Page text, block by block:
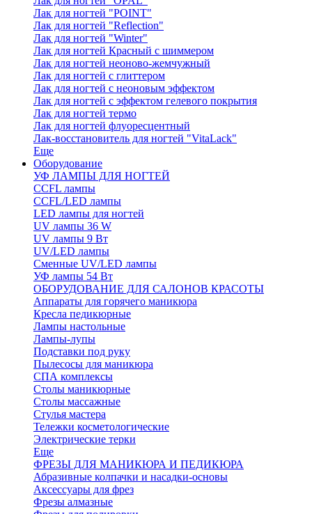
Лак для ногтей "POINT"
Лак для ногтей "Reflection"
Лак для ногтей "Winter"
Лак для ногтей Красный с шиммером
Лак для ногтей неоново-жемчужный
Лак для ногтей с глиттером
Лак для ногтей с неоновым эффектом
Лак для ногтей с эффектом гелевого покрытия
Лак для ногтей термо
Лак для ногтей флуоресцентный
Лак-восстановитель для ногтей "VitaLack"
Еще
Оборудование
УФ ЛАМПЫ ДЛЯ НОГТЕЙ
CCFL лампы
CCFL/LED лампы
LED лампы для ногтей
UV лампы 36 W
UV лампы 9 Вт
UV/LED лампы
Сменные UV/LED лампы
УФ лампы 54 Вт
ОБОРУДОВАНИЕ ДЛЯ САЛОНОВ КРАСОТЫ
Аппараты для горячего маникюра
Кресла педикюрные
Лампы настольные
Лампы-лупы
Подставки под руку
Пылесосы для маникюра
СПА комплексы
Столы маникюрные
Столы массажные
Стулья мастера
Тележки косметологические
Электрические терки
Еще
ФРЕЗЫ ДЛЯ МАНИКЮРА И ПЕДИКЮРА
Абразивные колпачки и насадки-основы
Аксессуары для фрез
Фрезы алмазные